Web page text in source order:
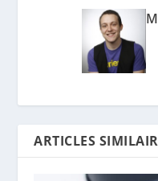
ARTICLES